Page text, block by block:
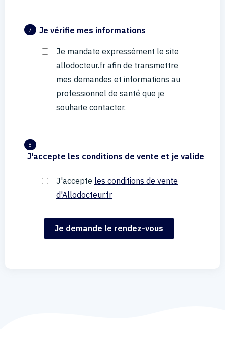
7 Je vérifie mes informations
Je mandate expressément le site
allodocteur.fr afin de transmettre
mes demandes et informations au
professionnel de santé que je
souhaite contacter.
8
J'accepte les conditions de vente et je valide
J'accepte les conditions de vente
d'Allodocteur.fr